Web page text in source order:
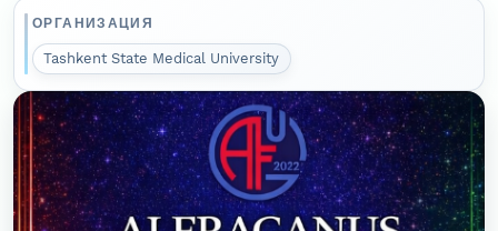
ОРГАНИЗАЦИЯ
Tashkent State Medical University